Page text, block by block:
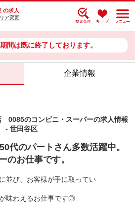
の求人
ア変更
間は既に終了しております。
企業情報
のコンビニ・スーパーの求人情報
- 世田谷区
代のパートさん多数活躍中。
のお仕事です。
並び、お客様が手に取ってい
味わえるお仕事です◎